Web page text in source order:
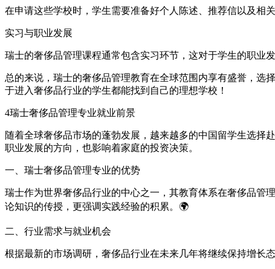
在申请这些学校时，学生需要准备好个人陈述、推荐信以及相
实习与职业发展
瑞士的奢侈品管理课程通常包含实习环节，这对于学生的职业
总的来说，瑞士的奢侈品管理教育在全球范围内享有盛誉，选
于进入奢侈品行业的学生都能找到自己的理想学校！
4瑞士奢侈品管理专业就业前景
随着全球奢侈品市场的蓬勃发展，越来越多的中国留学生选择
职业发展的方向，也影响着家庭的投资决策。
一、瑞士奢侈品管理专业的优势
瑞士作为世界奢侈品行业的中心之一，其教育体系在奢侈品管
论知识的传授，更强调实践经验的积累。🌍
二、行业需求与就业机会
根据最新的市场调研，奢侈品行业在未来几年将继续保持增长